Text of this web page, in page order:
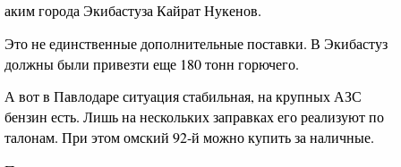
аким города Экибастуза Кайрат Нукенов.
Это не единственные дополнительные поставки. В Экибастуз
должны были привезти еще 180 тонн горючего.
А вот в Павлодаре ситуация стабильная, на крупных АЗС
бензин есть. Лишь на нескольких заправках его реализуют по
талонам. При этом омский 92-й можно купить за наличные.